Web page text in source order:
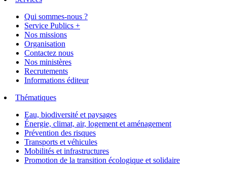
Qui sommes-nous ?
Service Publics +
Nos missions
Organisation
Contactez nous
Nos ministères
Recrutements
Informations éditeur
Thématiques
Eau, biodiversité et paysages
Énergie, climat, air, logement et aménagement
Prévention des risques
Transports et véhicules
Mobilités et infrastructures
Promotion de la transition écologique et solidaire